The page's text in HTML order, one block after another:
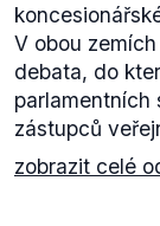
V obou
debata, do
parlamentních
zástupců
zobrazit celé